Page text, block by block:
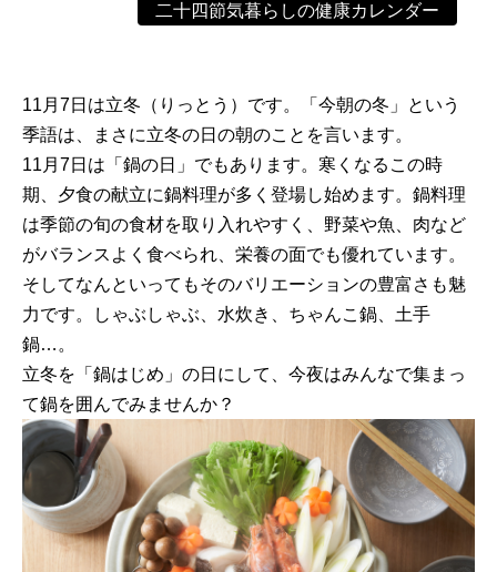
二十四節気暮らしの健康カレンダー
11月7日は立冬（りっとう）です。「今朝の冬」という
季語は、まさに立冬の日の朝のことを言います。
11月7日は「鍋の日」でもあります。寒くなるこの時
期、夕食の献立に鍋料理が多く登場し始めます。鍋料理
は季節の旬の食材を取り入れやすく、野菜や魚、肉など
がバランスよく食べられ、栄養の面でも優れています。
そしてなんといってもそのバリエーションの豊富さも魅
力です。しゃぶしゃぶ、水炊き、ちゃんこ鍋、土手
鍋…。
立冬を「鍋はじめ」の日にして、今夜はみんなで集まっ
て鍋を囲んでみませんか？